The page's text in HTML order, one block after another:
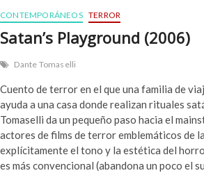
CONTEMPORÁNEOS TERROR
Satan’s Playground (2006)
Dante Tomaselli
Cuento de terror en el que una familia de
ayuda a una casa donde realizan rituales
Tomaselli da un pequeño paso hacia el
actores de films de terror emblemáticos de
explícitamente el tono y la estética del
es más convencional (abandona un poco el